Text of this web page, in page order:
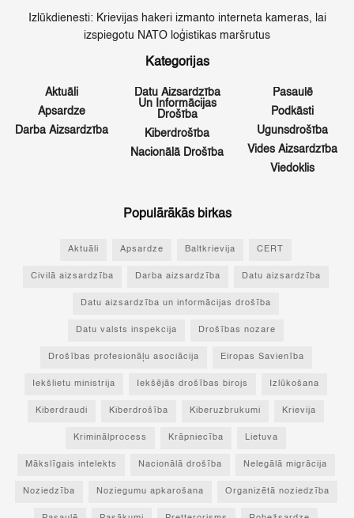
Izlūkdienesti: Krievijas hakeri izmanto interneta kameras, lai
izspiegotu NATO loģistikas maršrutus
Kategorijas
Aktuāli
Apsardze
Darba Aizsardzība
Datu Aizsardzība
Un Informācijas
Drošība
Kiberdrošība
Nacionālā Drošība
Pasaulē
Podkāsti
Ugunsdrošība
Vides Aizsardzība
Viedoklis
Populārākās birkas
Aktuāli Apsardze Baltkrievija CERT
Civilā aizsardzība Darba aizsardzība Datu aizsardzība
Datu aizsardzība un informācijas drošība
Datu valsts inspekcija Drošības nozare
Drošības profesionāļu asociācija Eiropas Savienība
Iekšlietu ministrija Iekšējās drošības birojs Izlūkošana
Kiberdraudi Kiberdrošība Kiberuzbrukumi Krievija
Kriminālprocess Krāpniecība Lietuva
Mākslīgais intelekts Nacionālā drošība Nelegālā migrācija
Noziedzība Noziegumu apkarošana Organizētā noziedzība